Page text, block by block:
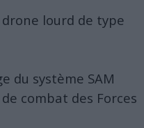
lourd de type
du système SAM
combat des Forces